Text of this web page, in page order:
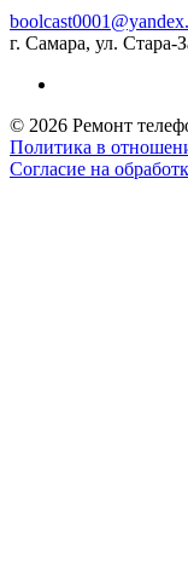
г. Самара, ул. Стара-
© 2026 Ремонт
Политика в
Согласие на